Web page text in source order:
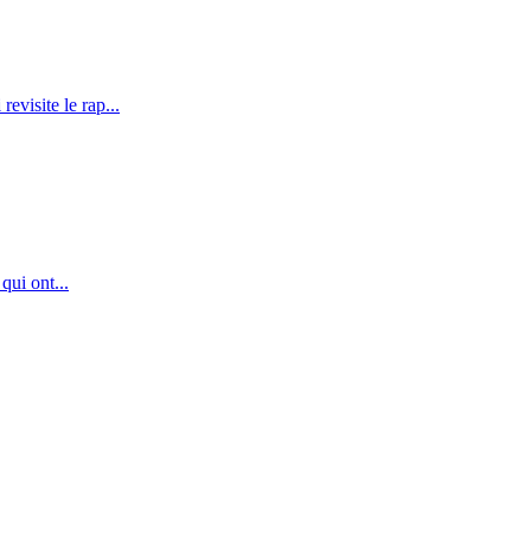
le rap...
ont...